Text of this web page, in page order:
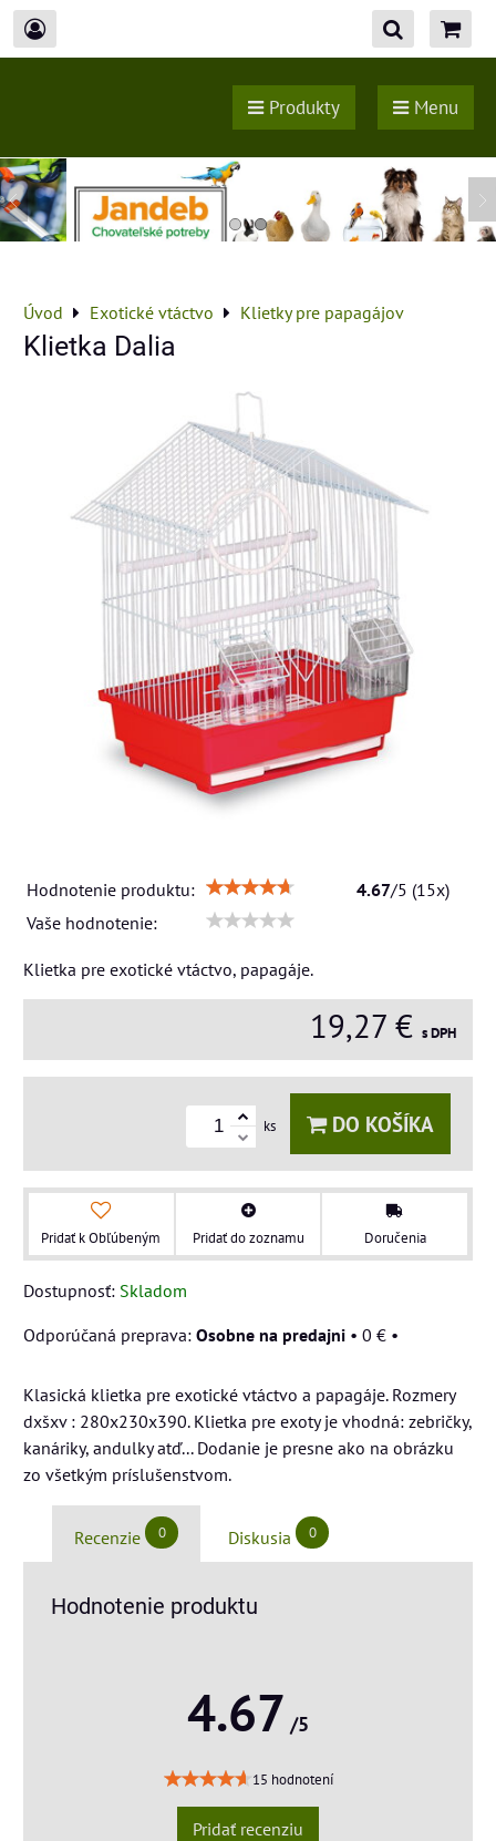
Produkty Menu
Úvod Exotické vtáctvo Klietky pre papagájov
Klietka Dalia
Hodnotenie produktu: 4.67/5 (15x)
Vaše hodnotenie:
Klietka pre exotické vtáctvo, papagáje.
19,27 € s DPH
ks DO KOŠÍKA
Pridať k Obľúbeným Pridať do zoznamu Doručenia
Dostupnosť: Skladom
Osobne na predajni • 0 € •
Klasická klietka pre exotické vtáctvo a papagáje. Rozmery
dxšxv : 280x230x390. Klietka pre exoty je vhodná: zebričky,
kanáriky, andulky atď... Dodanie je presne ako na obrázku
zo všetkým príslušenstvom.
Recenzie 0 Diskusia 0
Hodnotenie produktu
4.67 /5
15 hodnotení
Pridať recenziu